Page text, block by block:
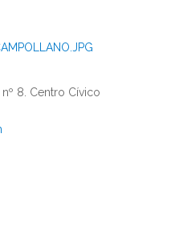
8. Centro Cívico